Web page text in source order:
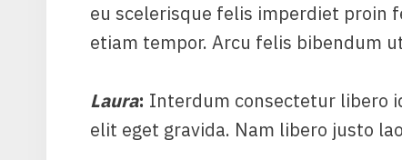
eu scelerisque felis imperdiet proin
etiam tempor. Arcu felis bibendum
Laura: Interdum consectetur libero
elit eget gravida. Nam libero justo